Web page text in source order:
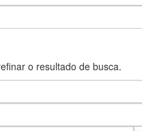
o resultado de busca.